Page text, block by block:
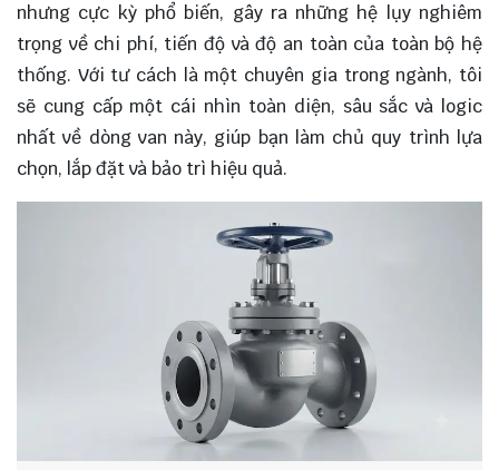
nhưng cực kỳ phổ biến, gây ra những hệ lụy nghiêm
trọng về chi phí, tiến độ và độ an toàn của toàn bộ hệ
thống. Với tư cách là một chuyên gia trong ngành, tôi
sẽ cung cấp một cái nhìn toàn diện, sâu sắc và logic
nhất về dòng van này, giúp bạn làm chủ quy trình lựa
chọn, lắp đặt và bảo trì hiệu quả.